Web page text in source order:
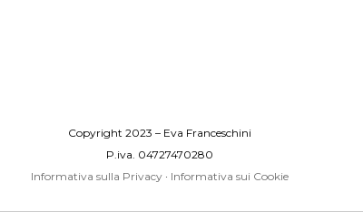
Copyright 2023 – Eva Franceschini
P.iva. 04727470280
Informativa sulla Privacy · Informativa sui Cookie